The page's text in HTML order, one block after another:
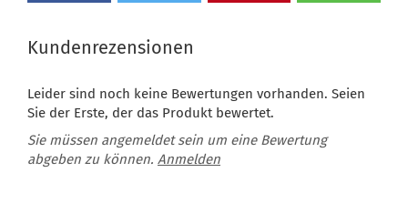
Kundenrezensionen
Leider sind noch keine Bewertungen vorhanden. Seien
Sie der Erste, der das Produkt bewertet.
Sie müssen angemeldet sein um eine Bewertung
abgeben zu können. Anmelden